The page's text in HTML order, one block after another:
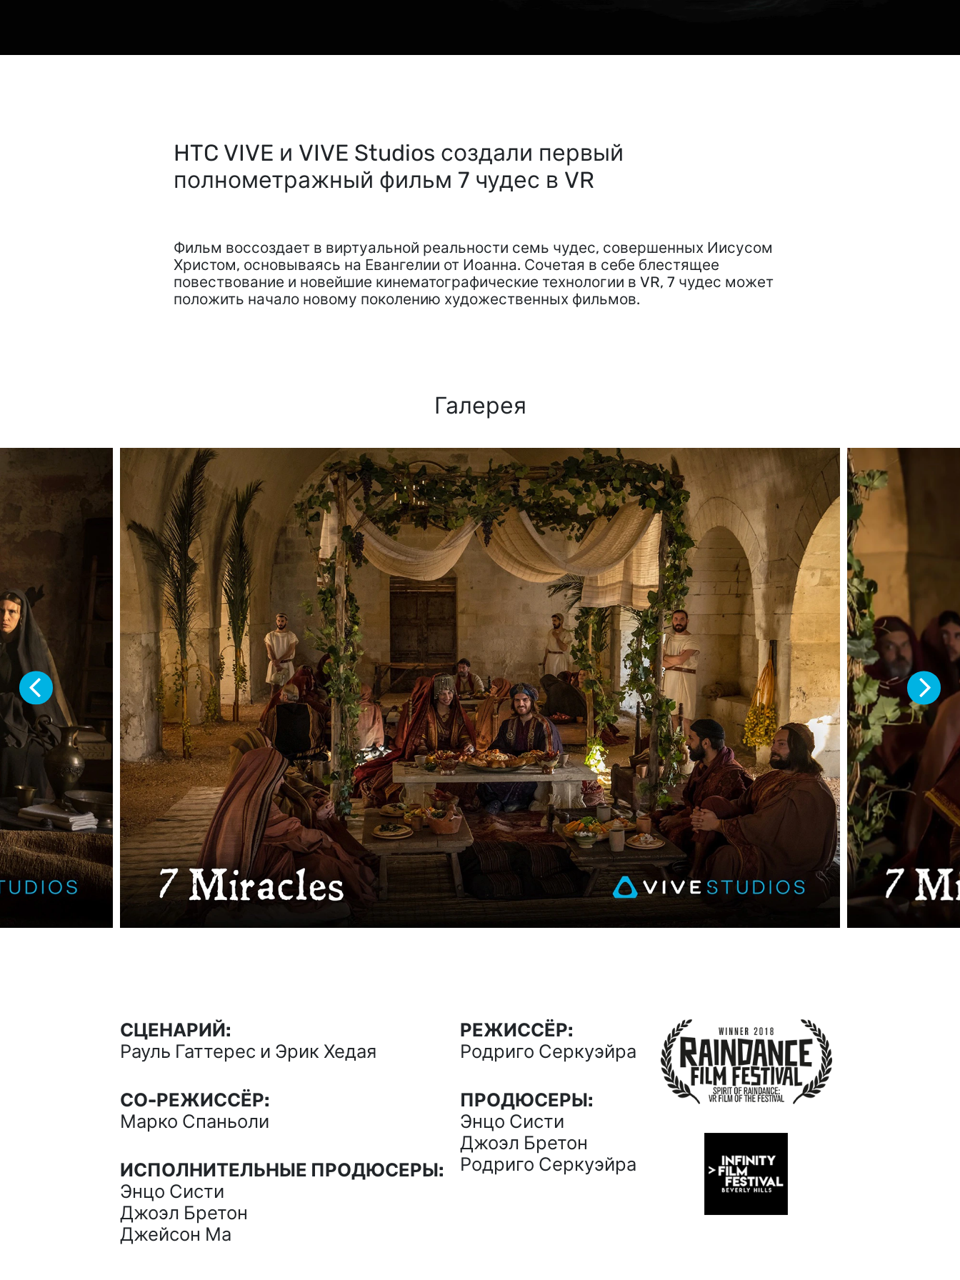
HTC VIVE и VIVE Studios создали первый
полнометражный фильм 7 чудес в VR
Фильм воссоздает в виртуальной реальности семь чудес, совершенных Иисусом
Христом, основываясь на Евангелии от Иоанна. Сочетая в себе блестящее
повествование и новейшие кинематографические технологии в VR, 7 чудес может
положить начало новому поколению художественных фильмов.
Галерея
СЦЕНАРИЙ:
Рауль Гаттерес и Эрик Хедая
СО-РЕЖИССЁР:
Марко Спаньоли
ИСПОЛНИТЕЛЬНЫЕ ПРОДЮСЕРЫ:
Энцо Систи
Джоэл Бретон
Джейсон Ма
РЕЖИССЁР:
Родриго Серкуэйра
ПРОДЮСЕРЫ:
Энцо Систи
Джоэл Бретон
Родриго Серкуэйра